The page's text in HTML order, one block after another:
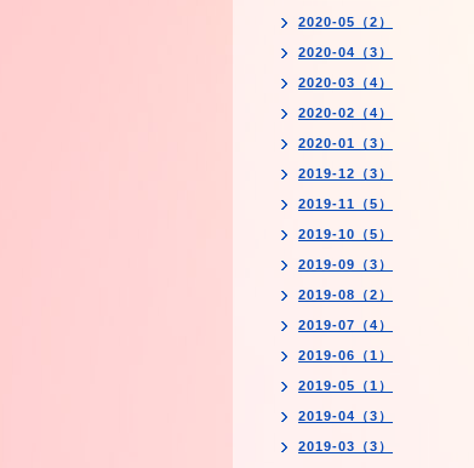
2020-05（2）
2020-04（3）
2020-03（4）
2020-02（4）
2020-01（3）
2019-12（3）
2019-11（5）
2019-10（5）
2019-09（3）
2019-08（2）
2019-07（4）
2019-06（1）
2019-05（1）
2019-04（3）
2019-03（3）